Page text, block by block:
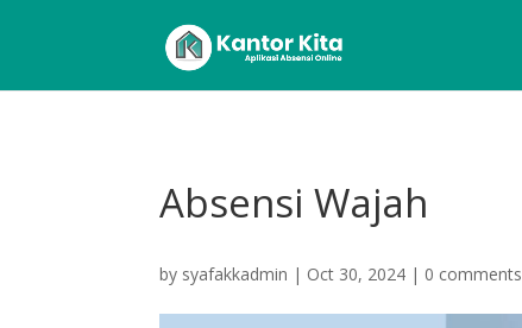
Absensi Wajah
by syafakkadmin | Oct 30, 2024 | 0 comments